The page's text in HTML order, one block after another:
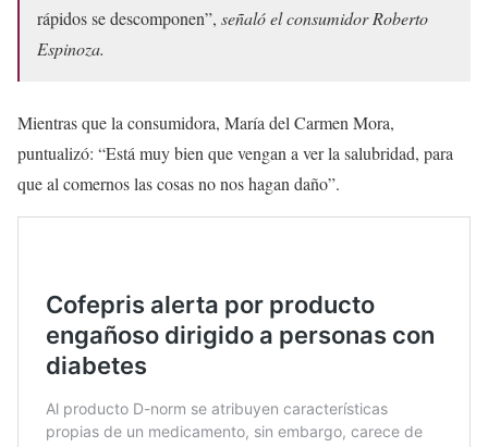
rápidos se descomponen”, señaló el consumidor Roberto
Espinoza.
Mientras que la consumidora, María del Carmen Mora,
puntualizó: “Está muy bien que vengan a ver la salubridad, para
que al comernos las cosas no nos hagan daño”.